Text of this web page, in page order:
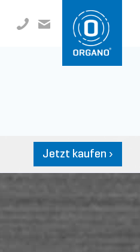
+49 8504 957999-0
o@organo.ch
Jetzt kaufen ›